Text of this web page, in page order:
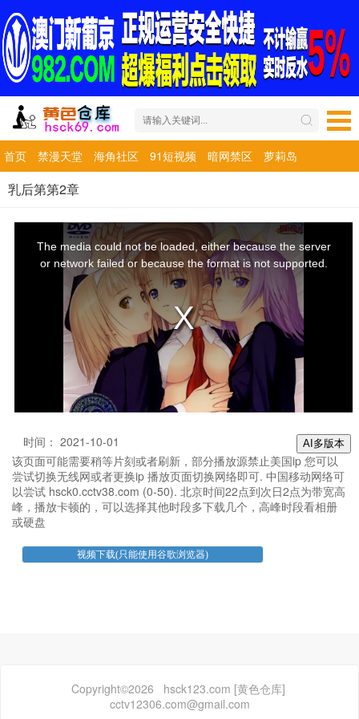
首页 禁漫天堂 海角社区 91短视频 暗网禁区 萝莉岛
乳后第第2章
AI多版本
时间： 2021-10-01
该页面可能需要稍等片刻或者刷新，部分播放源禁止美国ip 您可以
尝试切换无线网或者更换ip 播放页面切换网络即可. 中国移动网络可
以尝试 hsck0.cctv38.com (0-50). 北京时间22点到次日2点为带宽高
峰，播放卡顿的，可以选择其他时段多下载几个，高峰时段看相册
或硬盘
Copyright©2026 hsck123.com [黄色仓库]
cctv12306.com@gmail.com